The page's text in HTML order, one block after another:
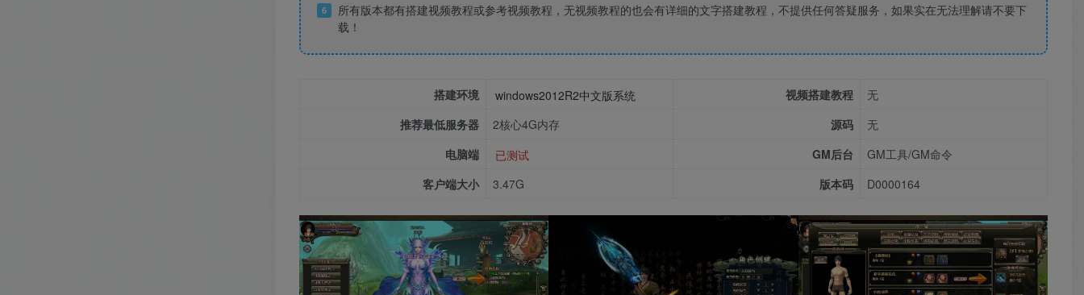
6
所有版本都有搭建视频教程或参考视频教程，无视频教程的也会有详细的文字搭建教程，不提供任何答疑服务，如果实在无法理解请不要下
载！
搭建环境 windows2012R2中文版系统 视频搭建教程
无
推荐最低服务器
2核心4G内存 源码
无
电脑端
已测试 GM后台
GM工具/GM命令
客户端大小
3.47G 版本码 D0000164